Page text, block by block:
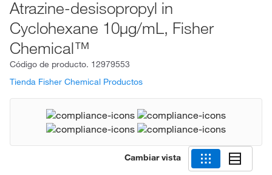
Atrazine-desisopropyl in
Cyclohexane 10μg/mL, Fisher
Chemical™
Código de producto. 12979553
Tienda Fisher Chemical Productos
Cambiar vista